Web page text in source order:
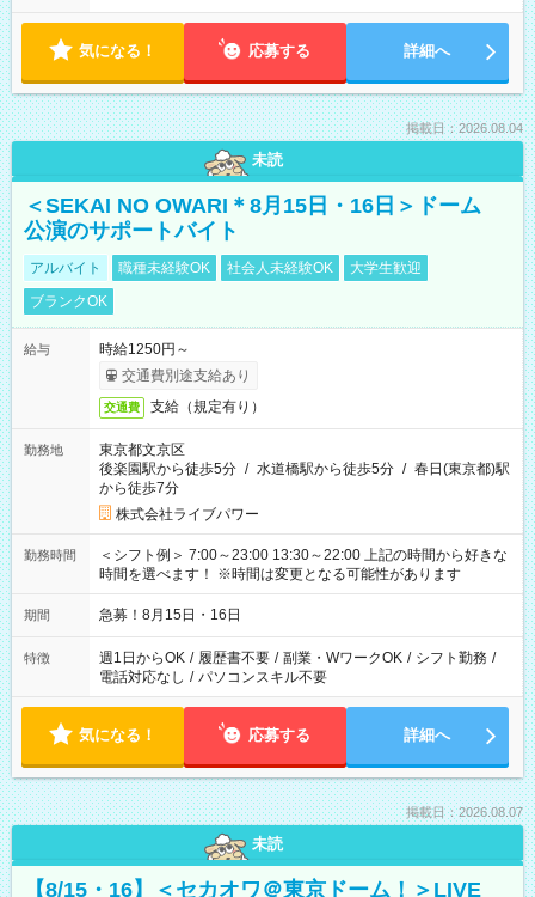
気になる！ 応募する 詳細へ
掲載日：2026.08.04
未読
＜SEKAI NO OWARI＊8月15日・16日＞ドーム
公演のサポートバイト
アルバイト 職種未経験OK 社会人未経験OK
大学生歓迎
ブランクOK
給与
時給1250円～
交通費別途支給あり
交通費 支給（規定有り）
勤務地
東京都文京区
後楽園駅から徒歩5分 / 水道橋駅から徒歩5分 / 春日(東京都)駅
から徒歩7分
株式会社ライブパワー
勤務時間
＜シフト例＞ 7:00～23:00 13:30～22:00 上記の時間から好きな
時間を選べます！ ※時間は変更となる可能性があります
期間 急募！8月15日・16日
特徴 週1日からOK / 履歴書不要 / 副業・WワークOK / シフト勤務 /
電話対応なし / パソコンスキル不要
気になる！ 応募する 詳細へ
掲載日：2026.08.07
未読
【8/15・16】＜セカオワ＠東京ドーム！＞LIVE